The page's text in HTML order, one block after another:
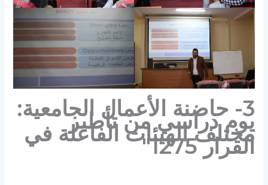
3- حاضنة الأعمال الجامعية:
يوم دراسي من تأطير
مختلف الهيئات الفاعلة في
القرار 1275″